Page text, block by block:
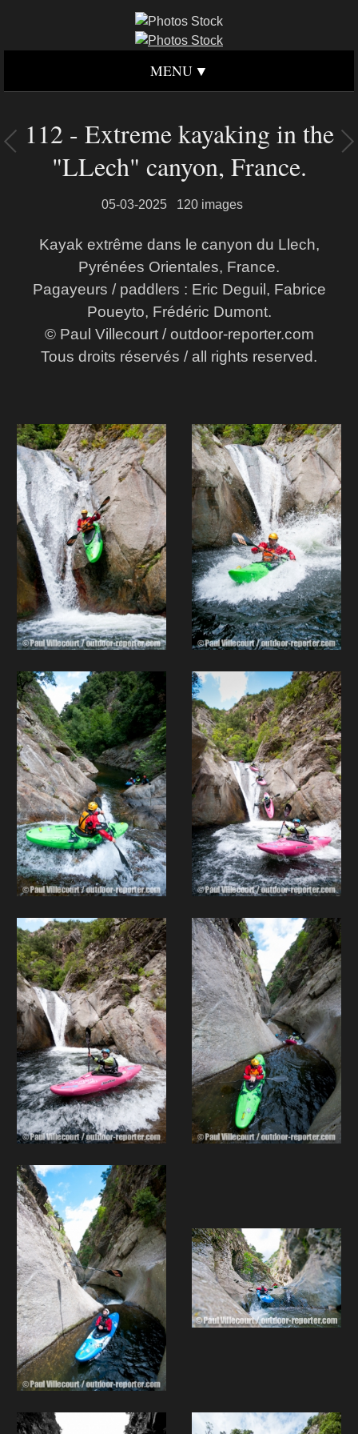
MENU
112 - Extreme kayaking in the
"LLech" canyon, France.
05-03-2025 120 images
Kayak extrême dans le canyon du Llech,
Pyrénées Orientales, France.
Pagayeurs / paddlers : Eric Deguil, Fabrice
Poueyto, Frédéric Dumont.
© Paul Villecourt / outdoor-reporter.com
Tous droits réservés / all rights reserved.